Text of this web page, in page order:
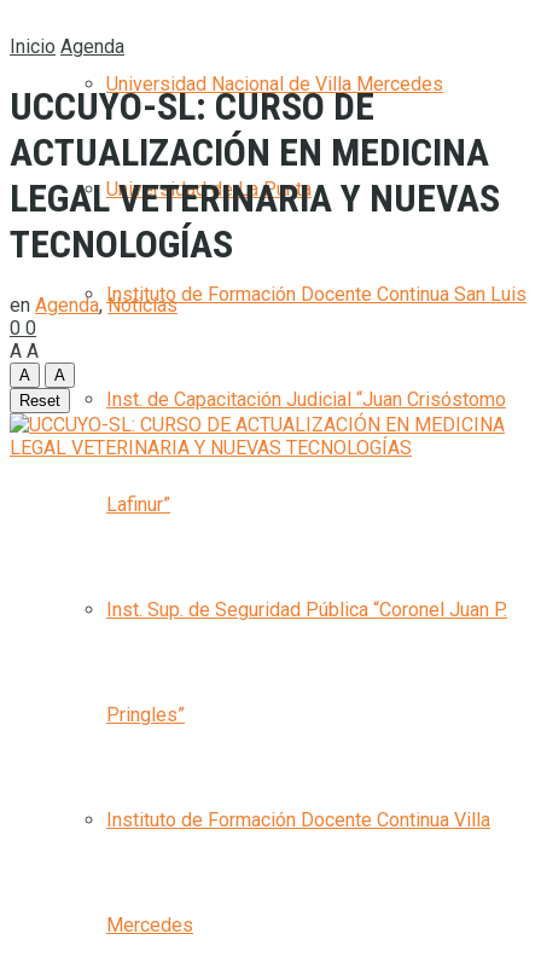
Universidad Nacional de Villa Mercedes
Universidad de La Punta
Instituto de Formación Docente Continua San Luis
Inst. de Capacitación Judicial “Juan Crisóstomo
Lafinur”
Inst. Sup. de Seguridad Pública “Coronel Juan P.
Pringles”
Instituto de Formación Docente Continua Villa
Mercedes
Inicio Agenda
UCCUYO-SL: CURSO DE
ACTUALIZACIÓN EN MEDICINA
LEGAL VETERINARIA Y NUEVAS
TECNOLOGÍAS
en Agenda,Noticias
0 0
A A
A
A
Reset